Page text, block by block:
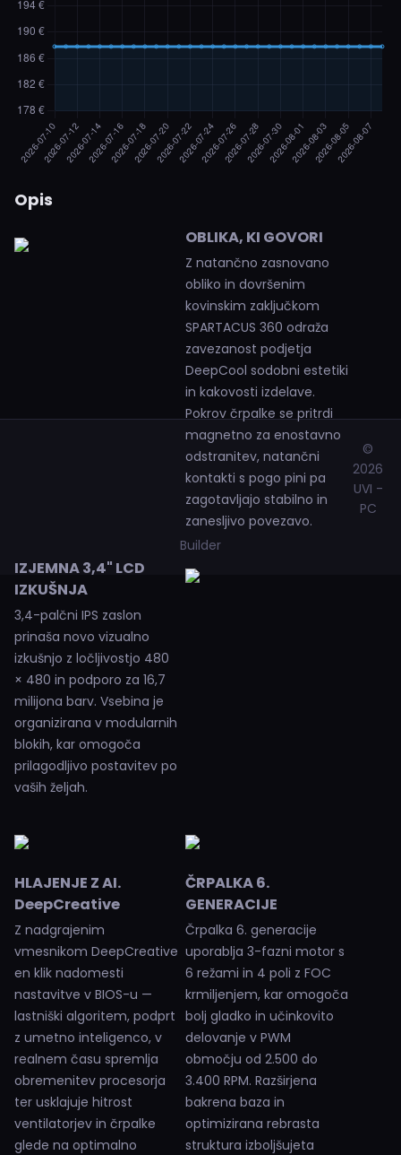
Opis
OBLIKA, KI GOVORI
Z natančno zasnovano
obliko in dovršenim
kovinskim zaključkom
SPARTACUS 360 odraža
zavezanost podjetja
DeepCool sodobni estetiki
in kakovosti izdelave.
Pokrov črpalke se pritrdi
magnetno za enostavno
odstranitev, natančni
kontakti s pogo pini pa
zagotavljajo stabilno in
zanesljivo povezavo.
IZJEMNA 3,4" LCD
IZKUŠNJA
3,4-palčni IPS zaslon
prinaša novo vizualno
izkušnjo z ločljivostjo 480
× 480 in podporo za 16,7
milijona barv. Vsebina je
organizirana v modularnih
blokih, kar omogoča
prilagodljivo postavitev po
vaših željah.
HLAJENJE Z AI.
DeepCreative
Z nadgrajenim
vmesnikom DeepCreative
en klik nadomesti
nastavitve v BIOS-u —
lastniški algoritem, podprt
z umetno inteligenco, v
realnem času spremlja
obremenitev procesorja
ter usklajuje hitrost
ventilatorjev in črpalke
glede na optimalno
ČRPALKA 6.
GENERACIJE
Črpalka 6. generacije
uporablja 3-fazni motor s
6 režami in 4 poli z FOC
krmiljenjem, kar omogoča
bolj gladko in učinkovito
delovanje v PWM
območju od 2.500 do
3.400 RPM. Razširjena
bakrena baza in
optimizirana rebrasta
struktura izboljšujeta
©
2026
UVI -
PC
Builder